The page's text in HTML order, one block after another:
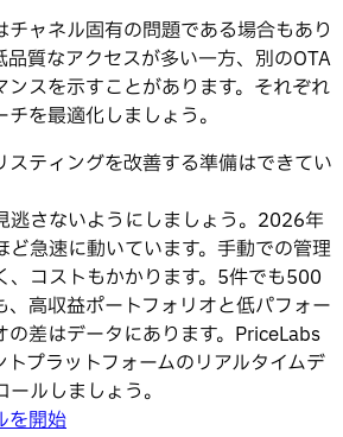
チャネル固有の問題である場合もあり
品質なアクセスが多い一方、別のOTA
ンスを示すことがあります。それぞれ
を最適化しましょう。
スティングを改善する準備はできてい
逃さないようにしましょう。2026年
ど急速に動いています。手動での管理
、コストもかかります。5件でも500
、高収益ポートフォリオと低パフォー
の差はデータにあります。PriceLabs
トプラットフォームのリアルタイムデ
ルしましょう。
を開始